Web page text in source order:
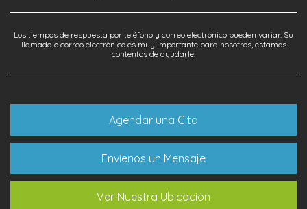
Los tiempos de respuesta por teléfono y correo electrónico pueden variar. Su
llamada o correo electrónico es muy importante para nosotros, estamos
contentos de ayudarle.
Agendar una Cita
Envíenos un Mensaje
Ver Nuestra Ubicación